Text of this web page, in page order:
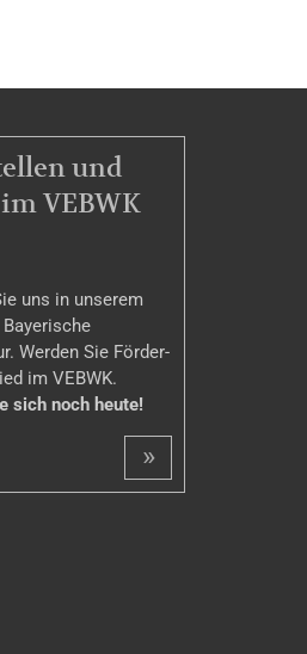
und
VEBWK
uns in unserem
Werden Sie Förder-
im VEBWK.
sich noch heute!
»